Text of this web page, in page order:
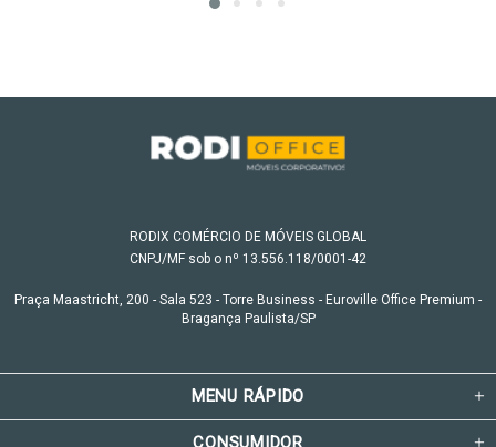
RODIX COMÉRCIO DE MÓVEIS GLOBAL
CNPJ/MF sob o nº 13.556.118/0001-42
Praça Maastricht, 200 - Sala 523 - Torre Business - Euroville Office Premium -
Bragança Paulista/SP
MENU RÁPIDO
CONSUMIDOR